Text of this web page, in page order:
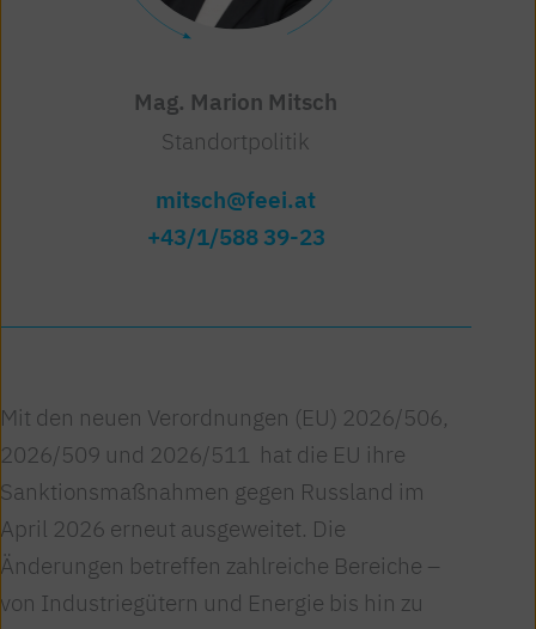
Mag. Marion Mitsch
Standortpolitik
mitsch@feei.at
+43/1/588 39-23
Mit den neuen Verordnungen (EU) 2026/506,
2026/509 und 2026/511 hat die EU ihre
Sanktionsmaßnahmen gegen Russland im
April 2026 erneut ausgeweitet. Die
Änderungen betreffen zahlreiche Bereiche –
von Industriegütern und Energie bis hin zu